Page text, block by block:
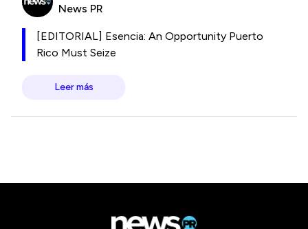
News PR
[EDITORIAL] Esencia: An Opportunity Puerto
Rico Must Seize
Leer más